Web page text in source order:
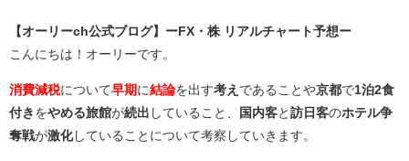
【オーリーch公式ブログ】ーFX・株 リアルチャート予想ー
こんにちは！オーリーです。
消費減税について早期 に結論を出す考え であることや京都で1泊2食
付き をやめる旅館が続出 していること、 国内客と 訪日客のホテル争
奪戦が激化していることについて考察していきます。